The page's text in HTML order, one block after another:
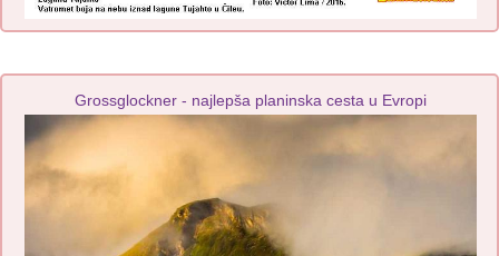
Grossglockner - najlepša planinska cesta u Evropi